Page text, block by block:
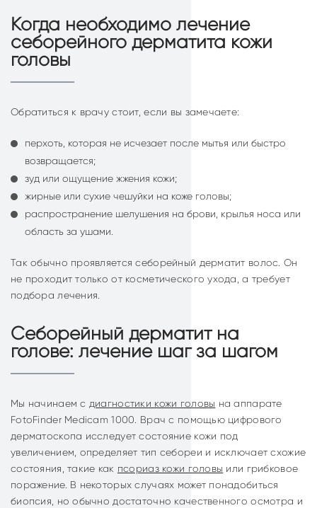
Когда необходимо лечение
себорейного дерматита кожи
головы
Обратиться к врачу стоит, если вы замечаете:
перхоть, которая не исчезает после мытья или быстро
возвращается;
зуд или ощущение жжения кожи;
жирные или сухие чешуйки на коже головы;
распространение шелушения на брови, крылья носа или
область за ушами.
Так обычно проявляется себорейный дерматит волос. Он
не проходит только от косметического ухода, а требует
подбора лечения.
Себорейный дерматит на
голове: лечение шаг за шагом
Мы начинаем с диагностики кожи головы на аппарате
FotoFinder Medicam 1000. Врач с помощью цифрового
дерматоскопа исследует состояние кожи под
увеличением, определяет тип себореи и исключает схожие
состояния, такие как псориаз кожи головы или грибковое
поражение. В некоторых случаях может понадобиться
биопсия, но обычно достаточно качественного осмотра и